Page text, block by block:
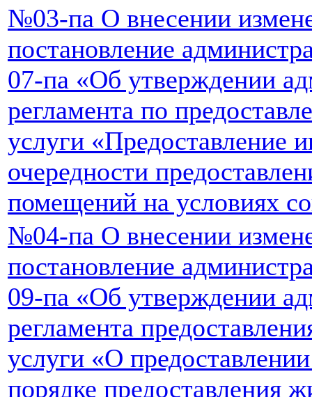
№03-па О внесении
постановление
07-па «Об утверждении
регламента по
услуги «Предоставление
очередности
помещений на условиях
№04-па О внесении
постановление
09-па «Об утверждении
регламента
услуги «О
порядке предоставления